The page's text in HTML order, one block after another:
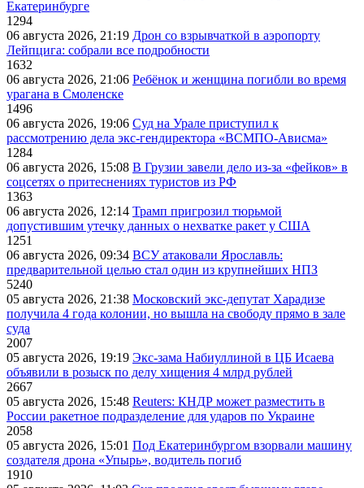
Екатеринбурге
1294
06 августа 2026, 21:19 Дрон со взрывчаткой в аэропорту
Лейпцига: собрали все подробности
1632
06 августа 2026, 21:06 Ребёнок и женщина погибли во время
урагана в Смоленске
1496
06 августа 2026, 19:06 Суд на Урале приступил к
рассмотрению дела экс-гендиректора «ВСМПО-Ависма»
1284
06 августа 2026, 15:08 В Грузии завели дело из-за «фейков» в
соцсетях о притеснениях туристов из РФ
1363
06 августа 2026, 12:14 Трамп пригрозил тюрьмой
допустившим утечку данных о нехватке ракет у США
1251
06 августа 2026, 09:34 ВСУ атаковали Ярославль:
предварительной целью стал один из крупнейших НПЗ
5240
05 августа 2026, 21:38 Московский экс-депутат Харадизе
получила 4 года колонии, но вышла на свободу прямо в зале
суда
2007
05 августа 2026, 19:19 Экс-зама Набиуллиной в ЦБ Исаева
объявили в розыск по делу хищения 4 млрд рублей
2667
05 августа 2026, 15:48 Reuters: КНДР может разместить в
России ракетное подразделение для ударов по Украине
2058
05 августа 2026, 15:01 Под Екатеринбургом взорвали машину
создателя дрона «Упырь», водитель погиб
1910